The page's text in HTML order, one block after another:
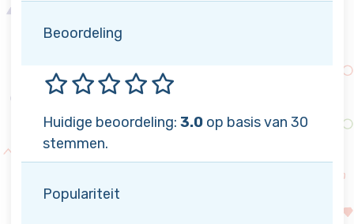
Beoordeling
Huidige beoordeling: 3.0 op basis van 30
stemmen.
Populariteit